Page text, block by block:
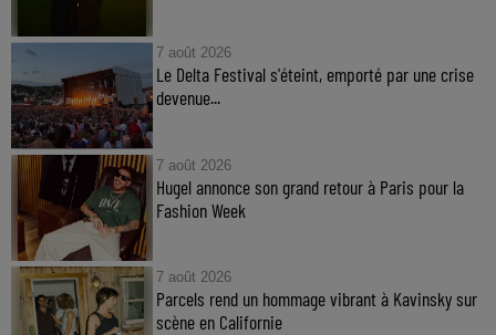
7 août 2026
Le Delta Festival s'éteint, emporté par une crise
devenue...
7 août 2026
Hugel annonce son grand retour à Paris pour la
Fashion Week
7 août 2026
Parcels rend un hommage vibrant à Kavinsky sur
scène en Californie